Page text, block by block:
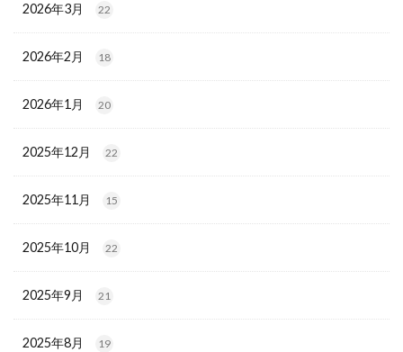
2026年3月 22
2026年2月 18
2026年1月 20
2025年12月 22
2025年11月 15
2025年10月 22
2025年9月 21
2025年8月 19